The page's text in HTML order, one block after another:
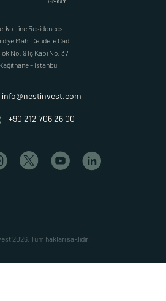
Line Residences
Mah. Cendere Cad.
No: 9 İç Kapı No: 37
Kağıthane – İstanbul
info@nestinvest.com
+90 212 706 26 00
2026. Tüm hakları saklıdır.